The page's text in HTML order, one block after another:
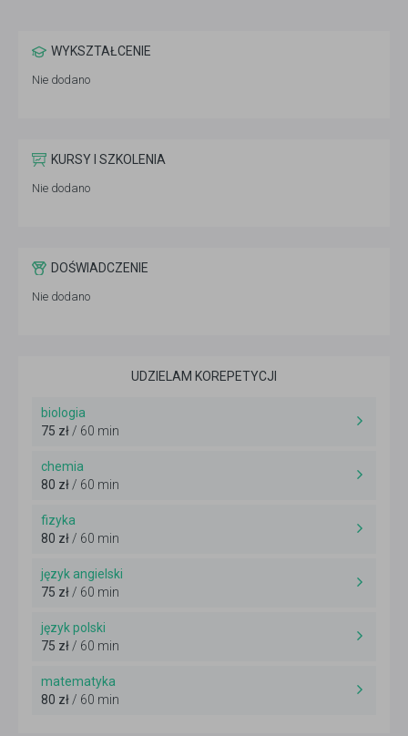
WYKSZTAŁCENIE
Nie dodano
KURSY I SZKOLENIA
Nie dodano
DOŚWIADCZENIE
Nie dodano
UDZIELAM KOREPETYCJI
biologia
75 zł/ 60 min
chemia
80 zł/ 60 min
fizyka
80 zł/ 60 min
język angielski
75 zł/ 60 min
język polski
75 zł/ 60 min
matematyka
80 zł/ 60 min